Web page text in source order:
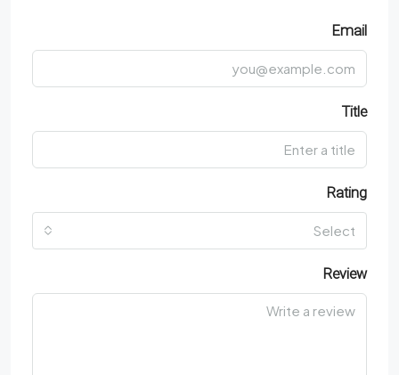
Email
Title
Rating
Select
Review